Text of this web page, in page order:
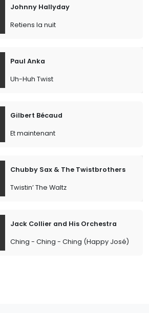
Johnny Hallyday
Retiens la nuit
Paul Anka
Uh-Huh Twist
Gilbert Bécaud
Et maintenant
Chubby Sax & The Twistbrothers
Twistin’ The Waltz
Jack Collier and His Orchestra
Ching - Ching - Ching (Happy José)